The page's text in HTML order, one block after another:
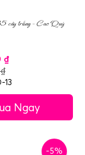
cây trắng – Cao Quý
₫
₫
13
Ngay
-5%